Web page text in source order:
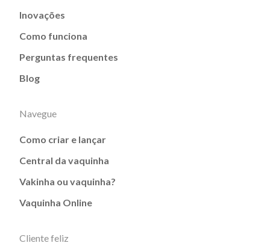
Inovações
Como funciona
Perguntas frequentes
Blog
Navegue
Como criar e lançar
Central da vaquinha
Vakinha ou vaquinha?
Vaquinha Online
Cliente feliz